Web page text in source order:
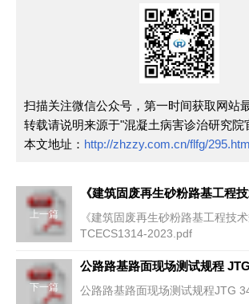
扫描关注微信公众号，第一时间获取网站
转载请说明来源于"混凝土病害诊治研究院
本文地址： http://zhzzy.com.cn/flfg/
上一篇
《建筑固废再生砂粉路基工程技术
TCECS1314-2023.pdf
下一篇
公路路基路面现场测试规程
公路路基路面现场测试规程JTG